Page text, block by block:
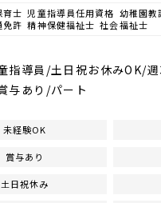
育士 児童指導員任用資格 幼稚園
免許 精神保健福祉士 社会福祉士
指導員/土日祝お休みOK/
与あり/パート
未経験OK
賞与あり
土日祝休み